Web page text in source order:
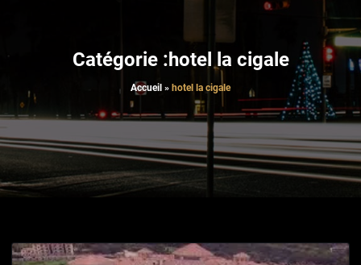
Catégorie :hotel la cigale
Accueil » hotel la cigale